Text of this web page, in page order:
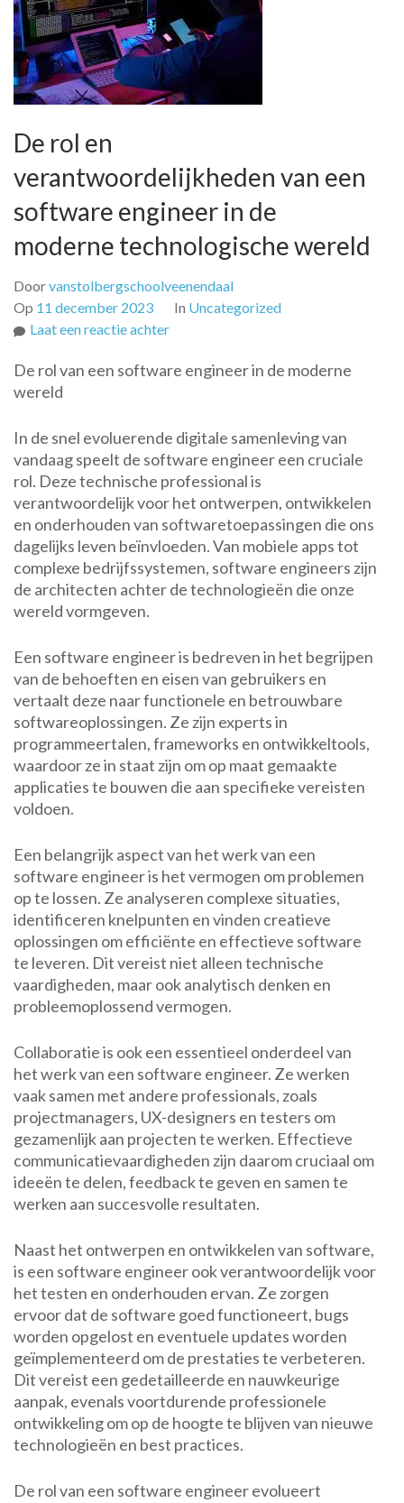
De rol en
verantwoordelijkheden van een
software engineer in de
moderne technologische wereld
Doorvanstolbergschoolveenendaal
Op 11 december 2023 In Uncategorized
Laat een reactie achterop
rol
van
een
software
engineer
in
de
moderne
technologische
De rol van een software engineer in de moderne
wereld
In de snel evoluerende digitale samenleving van
vandaag speelt de software engineer een cruciale
rol. Deze technische professional is
verantwoordelijk voor het ontwerpen, ontwikkelen
en onderhouden van softwaretoepassingen die ons
dagelijks leven beïnvloeden. Van mobiele apps tot
complexe bedrijfssystemen, software engineers zijn
de architecten achter de technologieën die onze
wereld vormgeven.
Een software engineer is bedreven in het begrijpen
van de behoeften en eisen van gebruikers en
vertaalt deze naar functionele en betrouwbare
softwareoplossingen. Ze zijn experts in
programmeertalen, frameworks en ontwikkeltools,
waardoor ze in staat zijn om op maat gemaakte
applicaties te bouwen die aan specifieke vereisten
voldoen.
Een belangrijk aspect van het werk van een
software engineer is het vermogen om problemen
op te lossen. Ze analyseren complexe situaties,
identificeren knelpunten en vinden creatieve
oplossingen om efficiënte en effectieve software
te leveren. Dit vereist niet alleen technische
vaardigheden, maar ook analytisch denken en
probleemoplossend vermogen.
Collaboratie is ook een essentieel onderdeel van
het werk van een software engineer. Ze werken
vaak samen met andere professionals, zoals
projectmanagers, UX-designers en testers om
gezamenlijk aan projecten te werken. Effectieve
communicatievaardigheden zijn daarom cruciaal om
ideeën te delen, feedback te geven en samen te
werken aan succesvolle resultaten.
Naast het ontwerpen en ontwikkelen van software,
is een software engineer ook verantwoordelijk voor
het testen en onderhouden ervan. Ze zorgen
ervoor dat de software goed functioneert, bugs
worden opgelost en eventuele updates worden
geïmplementeerd om de prestaties te verbeteren.
Dit vereist een gedetailleerde en nauwkeurige
aanpak, evenals voortdurende professionele
ontwikkeling om op de hoogte te blijven van nieuwe
technologieën en best practices.
De rol van een software engineer evolueert